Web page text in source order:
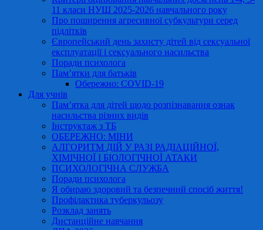
11 класи НУШ 2025-2026 навчального року
Про поширення агресивної субкультури серед
підлітків
Європейський день захисту дітей від сексуальної
експлуатації і сексуального насильства
Поради психолога
Пам’ятки для батьків
Обережно: COVID-19
Для учнів
Пам’ятка для дітей щодо розпізнавання ознак
насильства різних видів
Інструктаж з ТБ
ОБЕРЕЖНО: МІНИ
АЛГОРИТМ ДІЙ У РАЗІ РАДІАЦІЙНОЇ,
ХІМІЧНОЇ І БІОЛОГІЧНОЇ АТАКИ
ПСИХОЛОГІЧНА СЛУЖБА
Поради психолога
Я обираю здоровий та безпечний спосіб життя!
Профілактика туберкульозу
Розклад занять
Дистанційне навчання